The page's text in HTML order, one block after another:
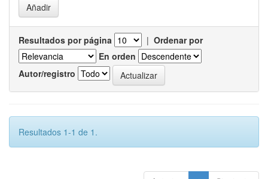
Resultados por página | Ordenar por
En orden
Autor/registro
Resultados 1-1 de 1.